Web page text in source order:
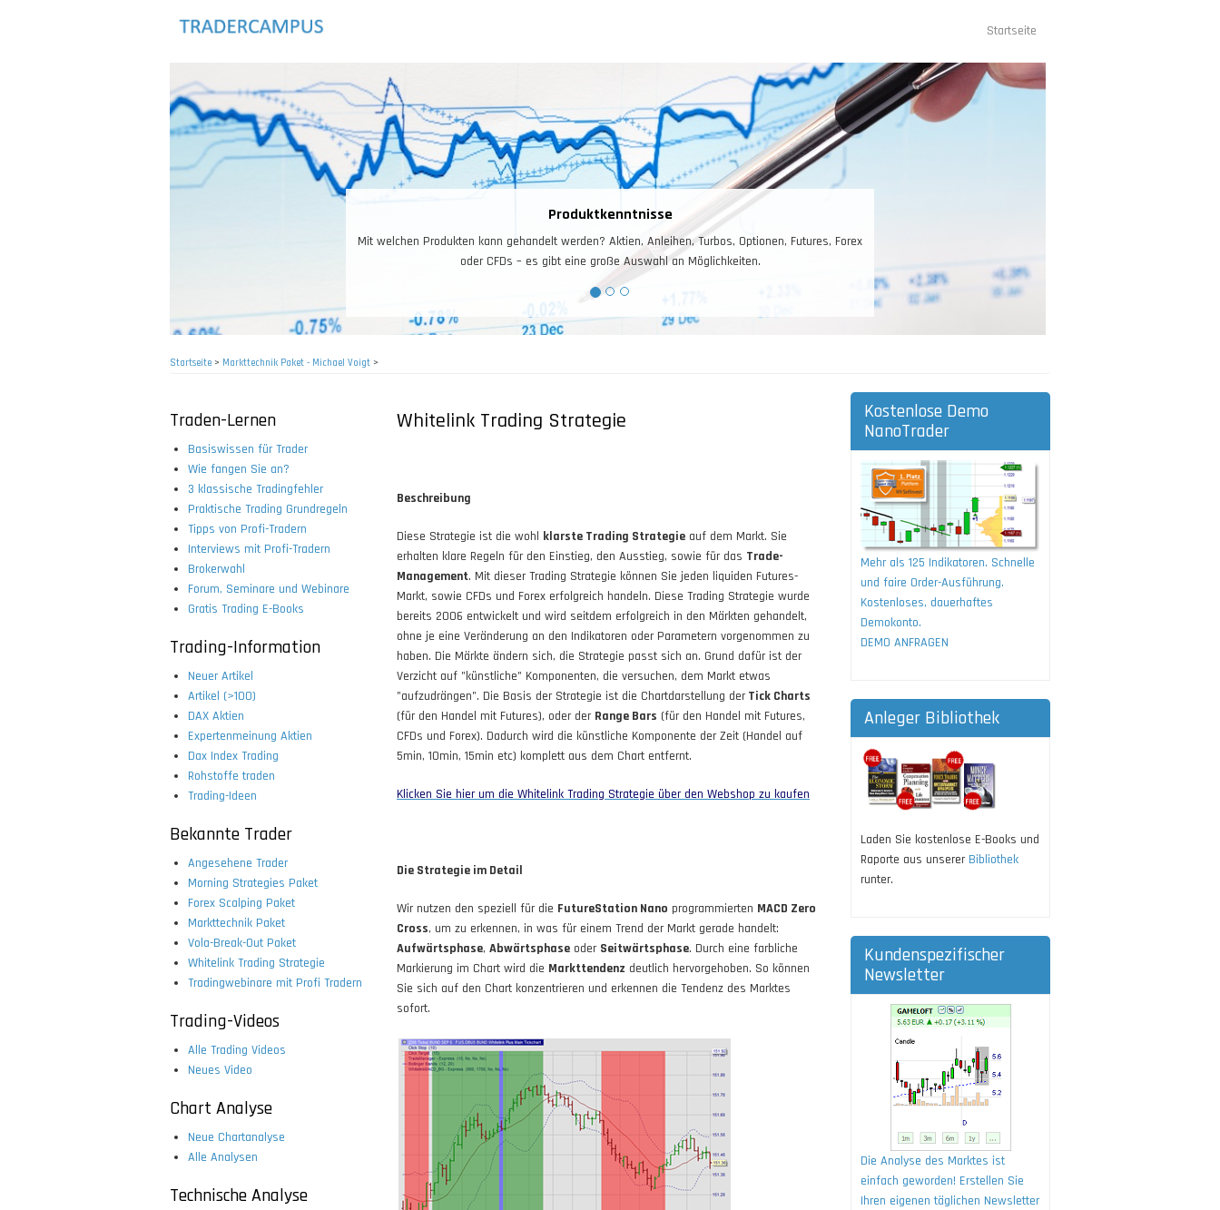
Startseite
gehandelt werden? Aktien, Anleihen, Turbos, Optionen, Futures, Forex
Das Risiko- und Moneymanagement ist für das Trading entscheidend. Ihr Kontostand
Startseite> Markttechnik Paket - Michael Voigt >
Traden-Lernen
Basiswissen für Trader
Wie fangen Sie an?
3 klassische Tradingfehler
Praktische Trading Grundregeln
Tipps von Profi-Tradern
Interviews mit Profi-Tradern
Brokerwahl
Forum, Seminare und Webinare
Gratis Trading E-Books
Trading-Information
Neuer Artikel
Artikel (>100)
DAX Aktien
Expertenmeinung Aktien
Dax Index Trading
Rohstoffe traden
Trading-Ideen
Bekannte Trader
Angesehene Trader
Morning Strategies Paket
Forex Scalping Paket
Markttechnik Paket
Vola-Break-Out Paket
Whitelink Trading Strategie
Tradingwebinare mit Profi Tradern
Trading-Videos
Alle Trading Videos
Neues Video
Chart Analyse
Neue Chartanalyse
Alle Analysen
Technische Analyse
Whitelink Trading Strategie
Beschreibung
Diese Strategie ist die wohl klarste Trading Strategie auf dem Markt. Sie
erhalten klare Regeln für den Einstieg, den Ausstieg, sowie für das Trade-
Management. Mit dieser Trading Strategie können Sie jeden liquiden Futures-
Markt, sowie CFDs und Forex erfolgreich handeln. Diese Trading Strategie wurde
bereits 2006 entwickelt und wird seitdem erfolgreich in den Märkten gehandelt,
ohne je eine Veränderung an den Indikatoren oder Parametern vorgenommen zu
haben. Die Märkte ändern sich, die Strategie passt sich an. Grund dafür ist der
Verzicht auf "künstliche" Komponenten, die versuchen, dem Markt etwas
"aufzudrängen". Die Basis der Strategie ist die Chartdarstellung derTick Charts
(für den Handel mit Futures), oder der Range Bars (für den Handel mit Futures,
CFDs und Forex). Dadurch wird die künstliche Komponente der Zeit (Handel auf
5min, 10min, 15min etc) komplett aus dem Chart entfernt.
Klicken Sie hier um die Whitelink Trading Strategie über den Webshop zu kaufen
Die Strategie im Detail
Wir nutzen den speziell für die FutureStation Nano programmierten MACD Zero
Cross, um zu erkennen, in was für einem Trend der Markt gerade handelt:
Aufwärtsphase, Abwärtsphase oder Seitwärtsphase. Durch eine farbliche
Markierung im Chart wird die Markttendenz deutlich hervorgehoben. So können
Sie sich auf den Chart konzentrieren und erkennen die Tendenz des Marktes
sofort.
Kostenlose Demo
NanoTrader
Mehr als 125 Indikatoren. Schnelle
und faire Order-Ausführung.
Kostenloses, dauerhaftes
Demokonto.
DEMO ANFRAGEN
Anleger Bibliothek
Laden Sie kostenlose E-Books und
Raporte aus unserer Bibliothek
runter.
Kundenspezifischer
Newsletter
Die Analyse des Marktes ist
einfach geworden! Erstellen Sie
Ihren eigenen täglichen Newsletter